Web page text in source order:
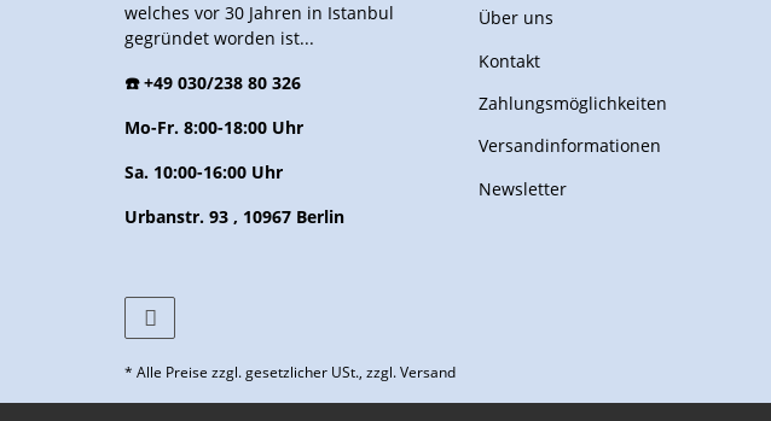
welches vor 30 Jahren in Istanbul
gegründet worden ist...
☎️ +49 030/238 80 326
Mo-Fr. 8:00-18:00 Uhr
Sa. 10:00-16:00 Uhr
Urbanstr. 93 , 10967 Berlin
Über uns
Kontakt
Zahlungsmöglichkeiten
Versandinformationen
Newsletter
* Alle Preise zzgl. gesetzlicher USt., zzgl.Versand